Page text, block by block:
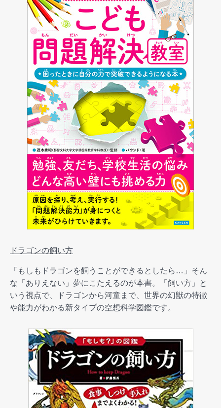
ドラゴンの飼い方
「もしもドラゴンを飼うことができるとしたら…」そん
な「ありえない」夢にこたえるのが本書。「飼い方」と
いう視点で、ドラゴンから河童まで、世界の幻獣の特徴
や能力がわかる新タイプの空想科学図鑑です。